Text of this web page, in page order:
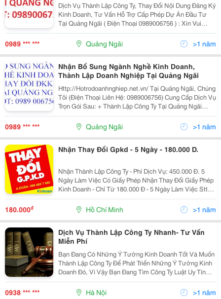
Dịch Vụ Thành Lập Công Ty, Thay Đổi Nội Dung Đăng Ký
Kinh Doanh, Tư Vấn Hỗ Trợ Cấp Phép Dự Án Đầu Tư
Tại Quảng Ngãi ( Điện Thoại 0989006756 ) : Xin Vui
Lòng Truy Cập Website Để Biết Thêm Thông Tin
Http://Hotrodoanhnghiep.net.vn/ Để Hỗ Trợ Khách
0989 *** *** Quảng Ngãi >1 năm
Nhận Bổ Sung Ngành Nghề Kinh Doanh,
Thành Lập Doanh Nghiệp Tại Quảng Ngãi
Http://Hotrodoanhnghiep.net.vn/ Tại Quảng Ngãi, Chúng
Tôi (Điện Thoại Liên Hệ: 0989006756) Cung Cấp Dịch Vụ
Trọn Gói Sau: + Thành Lập Công Ty Tại Quảng Ngãi
(Thành Lập Doanh Nghiệp Tại Quảng Ngãi, Mở Công Ty
Tại Quảng Ngãi, Mở Doanh Nghiệp Tại
0989 *** *** Quảng Ngãi >1 năm
Nhận Thay Đổi Gpkd - 5 Ngày - 180.000 D.
Nhận Thành Lập Công Ty - Phí Dịch Vụ: 450.000 Đ. 5
Ngày Làm Việc Có Giấy Phép Nhận Thay Đổi Giấy Phép
Kinh Doanh - Chỉ Từ 180.000 Đ - 5 Ngày Làm Việc Stt
Dịch Vụ Thời Gian Phí Dịch Vụ Lệ Phí N
180.000₫ Hồ Chí Minh >1 năm
Dịch Vụ Thành Lập Công Ty Nhanh- Tư Vấn
Miễn Phí
Bạn Đang Có Những Ý Tưởng Kinh Doanh Tốt Và Muốn
Thành Lập Công Ty Để Phát Triển Những Ý Tưởng Kinh
Doanh Đó, Vì Vậy Bạn Đang Tìm Công Ty Luật Uy Tín
Cung Cấp Dịch Vụ Thành Lập Doanh Nghiệp Nhanh Để
Bạn Có Thể Nhanh Chóng Triển Khai Những Ý Tưởng
0938 *** *** Hà Nội >1 năm